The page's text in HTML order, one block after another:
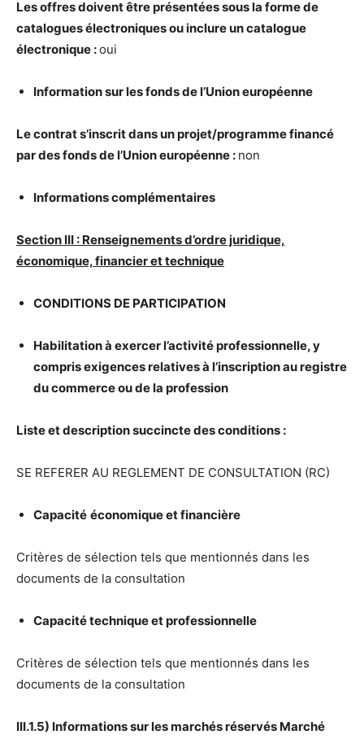
Les offres doiventêtre présentées sous la forme de
cataloguesélectroniques ou inclure un catalogue
électronique :oui
Information sur les fonds de l’Union européenne
Le contrat s’inscrit dans un projet/programme financé
par des fonds de l’Union européenne : non
Informations complémentaires
Section III : Renseignements d’ordre juridique,
économique, financier et technique
CONDITIONS DE PARTICIPATION
Habilitationà exercer l’activitéprofessionnelle, y
compris exigences relativesà l’inscription au registre
du commerce ou de la profession
Liste et description succincte des conditions :
SE REFERER AU REGLEMENT DE CONSULTATION (RC)
Capacité économique et financière
Critères de sélection tels que mentionnés dans les
documents de la consultation
Capacitétechnique et professionnelle
Critères de sélection tels que mentionnés dans les
documents de la consultation
III.1.5) Informations sur les marchés réservés Marché